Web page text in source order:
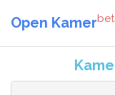
Open Kamer